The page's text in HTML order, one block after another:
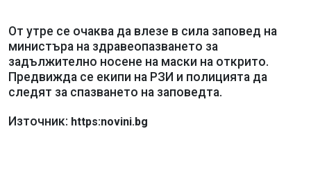
От утре се очаква да влезе в сила заповед на
министъра на здравеопазването за
задължително носене на маски на открито.
Предвижда се екипи на РЗИ и полицията да
следят за спазването на заповедта.
Източник: https:novini.bg